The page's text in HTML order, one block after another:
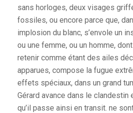
sans horloges, deux visages
fossiles, ou encore parce que,
implosion du blanc, s’envole un
ou une femme, ou un homme,
retenir comme étant des ailes
apparues, compose la fugue
effets spéciaux, dans un grand
Gérard avance dans le clandestin
qu’il passe ainsi en transit. ne